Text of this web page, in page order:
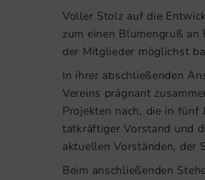
Voller Stolz auf die
zum einen Blumengruß
der Mitglieder möglichst
In ihrer abschließenden
Vereins prägnant
Projekten nach, die in fünf
tatkräftiger Vorstand und
aktuellen Vorständen, der
Beim anschließenden